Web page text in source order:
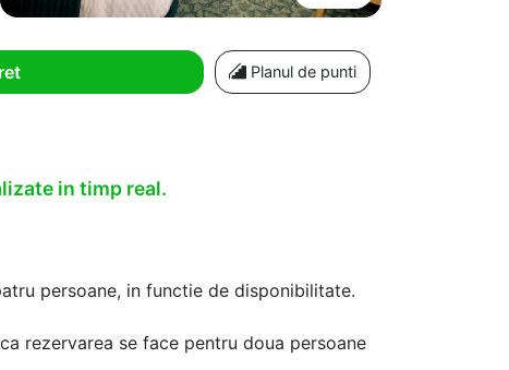
Planul de punti
in timp real.
persoane, in functie de disponibilitate.
rezervarea se face pentru doua persoane